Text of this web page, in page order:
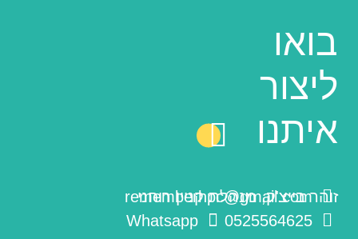
בואו
ליצור
איתנו
זוהר בייצ'ק, מנהלת קניין רוחני
rememberhpc@gmail.com
0525564625
Whatsapp